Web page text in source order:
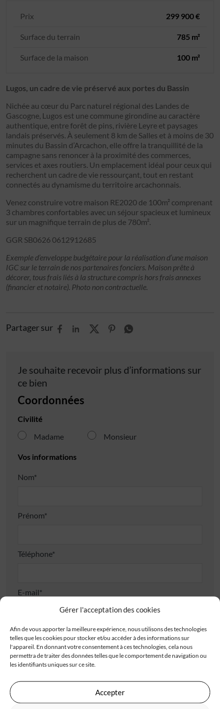
Gérer l'acceptation des cookies
Afin de vous apporter la meilleure expérience, nous utilisons des technologies
telles que les cookies pour stocker et/ou accéder à des informations sur
l'appareil. En donnant votre consentement à ces technologies, cela nous
permettra de traiter des données telles que le comportement de navigation ou
les identifiants uniques sur ce site.
Accepter
Prix 299 900 €
Surface du terrain 785 m²
Surface de la maison 100 m²
Lugos, un cadre de vie préservé aux portes du Bassin
Nichée au cœur du Parc naturel régional des Landes de
Gascogne, Lugos est une commune girondine au caractère
authentique, entre forêt de pins, rivière Leyre et paysages
landais préservés. À seulement 8 km de Salles et à moins de 30
minutes du Bassin d’Arcachon, elle offre la tranquillité de la
campagne sans renoncer à la proximité des commerces,
services et axes routiers. Un emplacement idéal pour ceux qui
recherchent un cadre de vie ressourçant, tout en restant
connectés au dynamisme du territoire arcachonnais.
Venez construire votre maison RE2020 de 100m² comprenant
3 chambres confortables avec un séjour spacieux et lumineux
sur un magnifique terrain de plus de 780m².
GGR SB0626 0612912685
Exemple d’enveloppe budgétaire pour la réalisation d’une maison
IGC sur le terrain de nos partenaires fonciers. Maison prête à
décorer, tous frais liés à la structure compris hors frais annexes
(financier et notaire). Photo non contractuelle.
Partager sur
Je souhaite recevoir plus d’informations sur
ce bien
Coordonnées
Civilité
Madame
Monsieur
Vos informations
Nom*
Prénom*
Téléphone*
E-mail*
Adresse
Code postal*